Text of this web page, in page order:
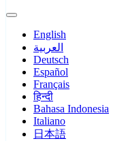
English
العربية
Deutsch
Español
Français
हिन्दी
Bahasa Indonesia
Italiano
日本語